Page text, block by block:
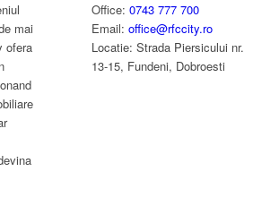
mai
ofera
Office:0743 777 700
Email:office@rfccity.ro
Locatie: Strada Piersicului nr.
13-15, Fundeni, Dobroesti